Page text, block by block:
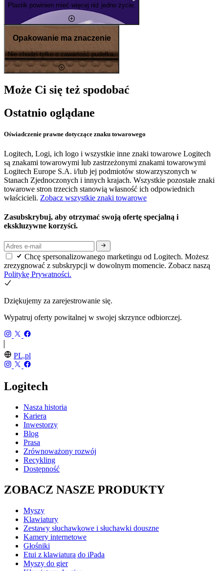
Plastik powinien mieć więcej niż jedno życie.
Opakowanie ma znaczenie
Nie chodzi tylko o zawartość pudełka.
Może Ci się też spodobać
Ostatnio oglądane
Oświadczenie prawne dotyczące znaku towarowego
Logitech, Logi, ich logo i wszystkie inne znaki towarowe Logitech
są znakami towarowymi lub zastrzeżonymi znakami towarowymi
Logitech Europe S.A. i/lub jej podmiotów stowarzyszonych w
Stanach Zjednoczonych i innych krajach. Wszystkie pozostałe znaki
towarowe stron trzecich stanowią własność ich odpowiednich
właścicieli. Zobacz wszystkie znaki towarowe
Zasubskrybuj, aby otrzymać swoją ofertę specjalną i
ekskluzywne korzyści.
Chcę spersonalizowanego marketingu od Logitech. Możesz
zrezygnować z subskrypcji w dowolnym momencie. Zobacz naszą
Politykę Prywatności.
Dziękujemy za zarejestrowanie się.
Wypatruj oferty powitalnej w swojej skrzynce odbiorczej.
PL,pl
Logitech
Nasza historia
Kariera
Inwestorzy
Blog
Prasa
Zrównoważony rozwój
Recykling
Dostępność
ZOBACZ NASZE PRODUKTY
Myszy
Klawiatury
Zestawy słuchawkowe i słuchawki douszne
Kamery internetowe
Głośniki
Etui z klawiaturą do iPada
Myszy do gier